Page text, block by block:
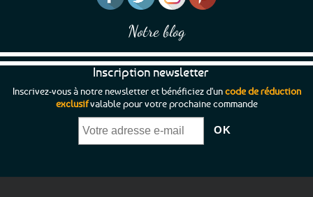
Notre blog
Inscription newsletter
Inscrivez-vous à notre newsletter et bénéficiez d'uncode de réduction
exclusifvalable pour votre prochaine commande